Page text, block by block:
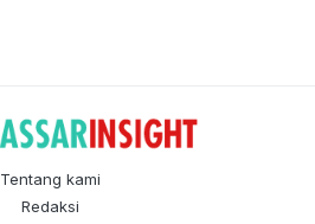
Tentang kami
Redaksi